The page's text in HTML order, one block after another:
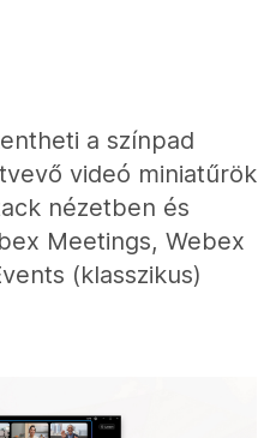
a színpad
videó miniatűrök
nézetben és
Meetings, Webex
(klasszikus)